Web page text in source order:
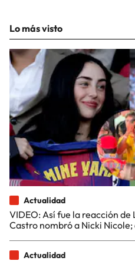
Lo más visto
Actualidad
VIDEO: Así fue la reacción de
Castro nombró a Nicki
Actualidad